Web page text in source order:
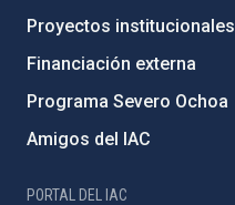
Proyectos institucionales
Financiación externa
Programa Severo Ochoa
Amigos del IAC
PORTAL DEL IAC